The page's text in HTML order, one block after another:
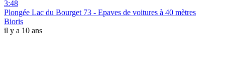
3:48
Plongée Lac du Bourget 73 - Epaves de voitures à 40 mètres
Bioris
il y a 10 ans